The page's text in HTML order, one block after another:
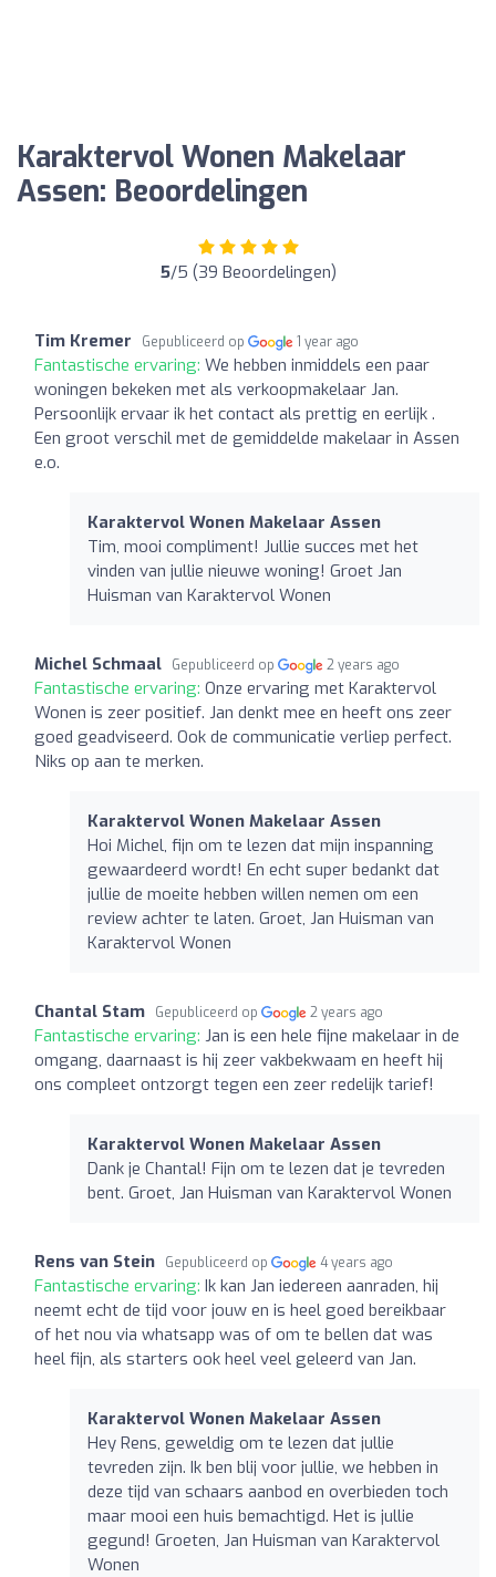
Karaktervol Wonen Makelaar
Assen: Beoordelingen
5/5 (39 Beoordelingen)
Tim Kremer Gepubliceerd op 1 year ago
Fantastische ervaring: We hebben inmiddels een paar
woningen bekeken met als verkoopmakelaar Jan.
Persoonlijk ervaar ik het contact als prettig en eerlijk .
Een groot verschil met de gemiddelde makelaar in Assen
e.o.
Karaktervol Wonen Makelaar Assen
Tim, mooi compliment! Jullie succes met het
vinden van jullie nieuwe woning! Groet Jan
Huisman van Karaktervol Wonen
Michel Schmaal Gepubliceerd op 2 years ago
Fantastische ervaring: Onze ervaring met Karaktervol
Wonen is zeer positief. Jan denkt mee en heeft ons zeer
goed geadviseerd. Ook de communicatie verliep perfect.
Niks op aan te merken.
Karaktervol Wonen Makelaar Assen
Hoi Michel, fijn om te lezen dat mijn inspanning
gewaardeerd wordt! En echt super bedankt dat
jullie de moeite hebben willen nemen om een
review achter te laten. Groet, Jan Huisman van
Karaktervol Wonen
Chantal Stam Gepubliceerd op 2 years ago
Fantastische ervaring: Jan is een hele fijne makelaar in de
omgang, daarnaast is hij zeer vakbekwaam en heeft hij
ons compleet ontzorgt tegen een zeer redelijk tarief!
Karaktervol Wonen Makelaar Assen
Dank je Chantal! Fijn om te lezen dat je tevreden
bent. Groet, Jan Huisman van Karaktervol Wonen
Rens van Stein Gepubliceerd op 4 years ago
Fantastische ervaring: Ik kan Jan iedereen aanraden, hij
neemt echt de tijd voor jouw en is heel goed bereikbaar
of het nou via whatsapp was of om te bellen dat was
heel fijn, als starters ook heel veel geleerd van Jan.
Karaktervol Wonen Makelaar Assen
Hey Rens, geweldig om te lezen dat jullie
tevreden zijn. Ik ben blij voor jullie, we hebben in
deze tijd van schaars aanbod en overbieden toch
maar mooi een huis bemachtigd. Het is jullie
gegund! Groeten, Jan Huisman van Karaktervol
Wonen